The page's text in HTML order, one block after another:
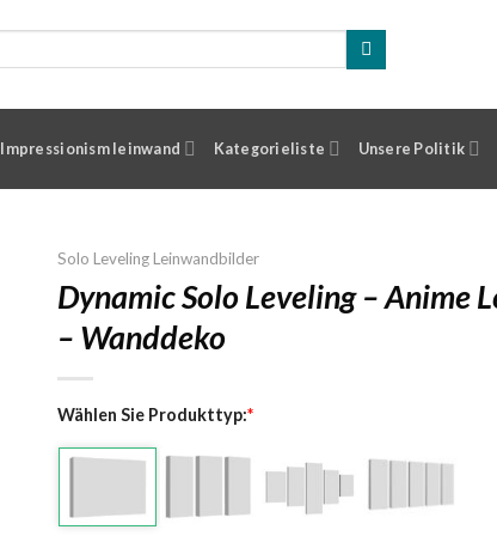
Impressionism leinwand Kategorieliste Unsere Politik
Solo Leveling Leinwandbilder
Dynamic Solo Leveling – Anime
– Wanddeko
Wählen Sie Produkttyp:*